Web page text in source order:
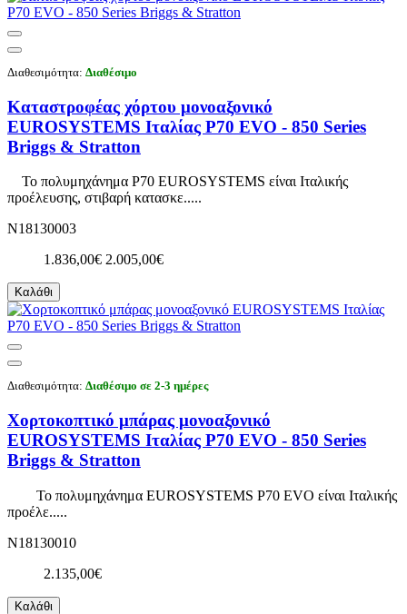
Διαθεσιμότητα: Διαθέσιμο
Καταστροφέας χόρτου μονοαξονικό
EUROSYSTEMS Ιταλίας P70 EVO - 850 Series
Briggs & Stratton
Το πολυμηχάνημα P70 EUROSYSTEMS είναι Ιταλικής
προέλευσης, στιβαρή κατασκε.....
N18130003
1.836,00€ 2.005,00€
Καλάθι
Διαθεσιμότητα: Διαθέσιμο σε 2-3 ημέρες
Χορτοκοπτικό μπάρας μονοαξονικό
EUROSYSTEMS Ιταλίας P70 EVO - 850 Series
Briggs & Stratton
Το πολυμηχάνημα EUROSYSTEMS P70 EVO είναι Ιταλικής
προέλε.....
N18130010
2.135,00€
Καλάθι